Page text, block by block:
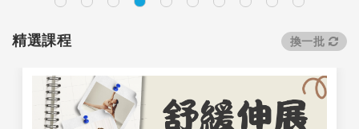
精選課程 換一批